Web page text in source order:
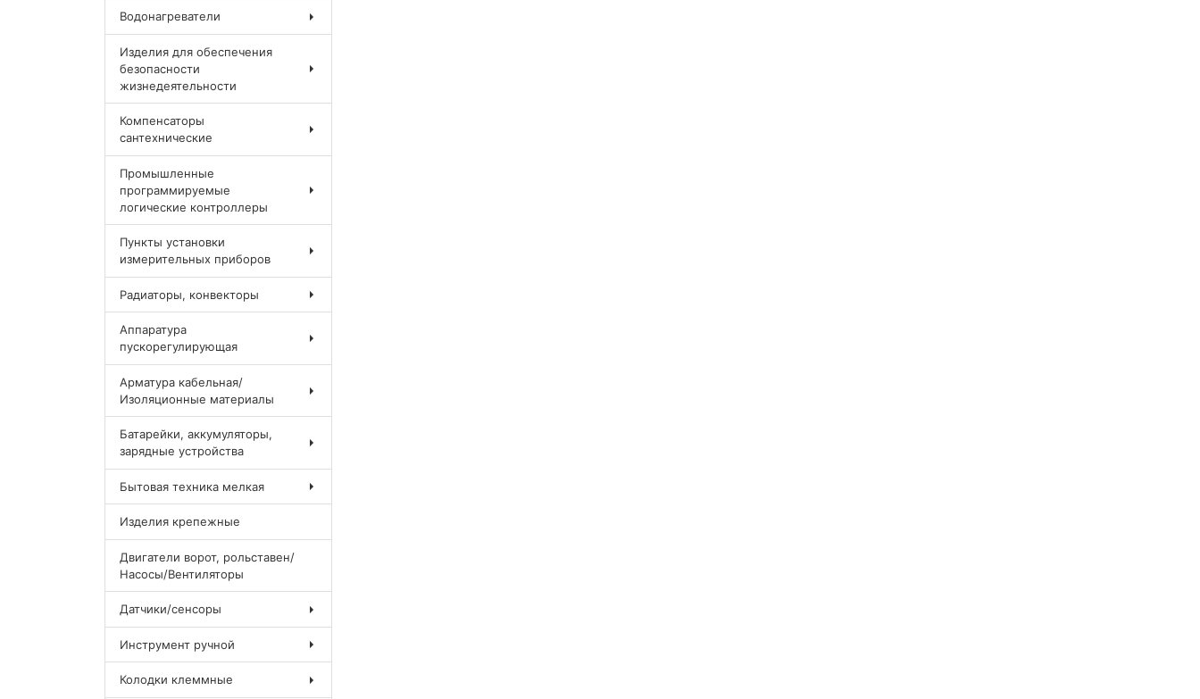
Водонагреватели
Изделия для обеспечения
безопасности
жизнедеятельности
Компенсаторы
сантехнические
Промышленные
программируемые
логические контроллеры
Пункты установки
измерительных приборов
Радиаторы, конвекторы
Аппаратура
пускорегулирующая
Арматура кабельная/
Изоляционные материалы
Батарейки, аккумуляторы,
зарядные устройства
Бытовая техника мелкая
Изделия крепежные
Двигатели ворот, рольставен/
Насосы/Вентиляторы
Датчики/сенсоры
Инструмент ручной
Колодки клеммные